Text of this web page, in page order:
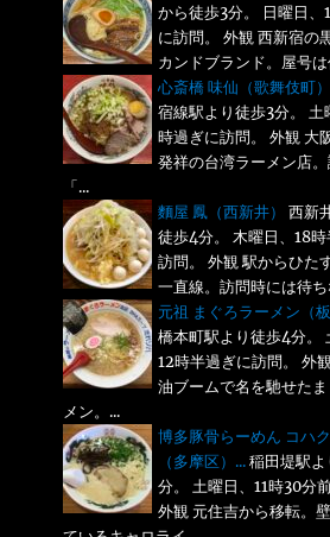
から徒歩3分。 日曜日、
に訪問。 外観 西新宿の
カンドブランド。屋号
心斎橋 味仙（歌舞伎町
宿線駅より徒歩3分。 土
時過ぎに訪問。 外観 大
発祥の台湾ラーメン店
「...
麵屋 鳳（西新井）
西新
徒歩4分。 木曜日、18
訪問。 外観 駅からひた
一直線。訪問時には待ち
元祖 まぐろラーメン（
橋本町駅より徒歩4分。
12時半過ぎに訪問。 外
油ブームで名を馳せた
メン。...
博多豚骨らーめん コハ
（多摩区）...稲田堤駅
分。 土曜日、11時30分
外観 元住吉から移転。